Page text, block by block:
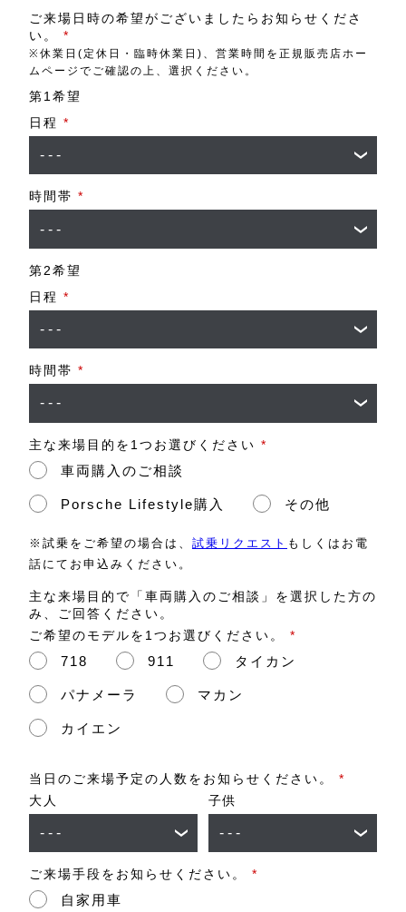
ご来場日時の希望がございましたらお知らせくださ
い。 *
※休業日(定休日・臨時休業日)、営業時間を正規販売店ホー
ムページでご確認の上、選択ください。
第1希望
日程 *
時間帯 *
第2希望
日程 *
時間帯 *
主な来場目的を1つお選びください *
車両購入のご相談
Porsche Lifestyle購入 その他
※試乗をご希望の場合は、 試乗リクエスト もしくはお電
話にてお申込みください。
主な来場目的で「車両購入のご相談」を選択した方の
み、ご回答ください。
ご希望のモデルを1つお選びください。 *
718 911 タイカン
パナメーラ マカン
カイエン
当日のご来場予定の人数をお知らせください。 *
大人
子供
ご来場手段をお知らせください。 *
自家用車